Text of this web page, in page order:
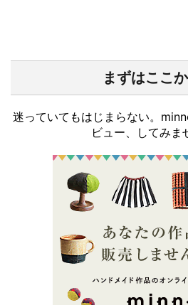
まずはここか
迷っていてもはじまらない。
ビュー、してみま